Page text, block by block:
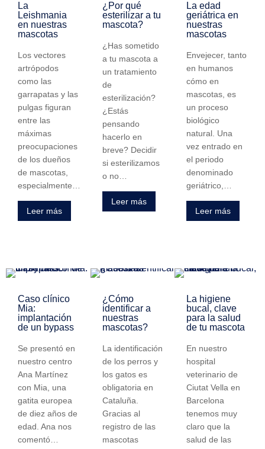
La
Leishmania
en nuestras
mascotas
Los vectores
artrópodos
como las
garrapatas y las
pulgas figuran
entre las
máximas
preocupaciones
de los dueños
de mascotas,
especialmente…
Leer más
¿Por qué
esterilizar a tu
mascota?
¿Has sometido
a tu mascota a
un tratamiento
de
esterilización?
¿Estás
pensando
hacerlo en
breve? Decidir
si esterilizamos
o no…
Leer más
La edad
geriátrica en
nuestras
mascotas
Envejecer, tanto
en humanos
cómo en
mascotas, es
un proceso
biológico
natural. Una
vez entrado en
el periodo
denominado
geriátrico,…
Leer más
Caso clínico
Mia:
implantación
de un bypass
Se presentó en
nuestro centro
Ana Martínez
con Mia, una
gatita europea
de diez años de
edad. Ana nos
comentó…
¿Cómo
identificar a
nuestras
mascotas?
La identificación
de los perros y
los gatos es
obligatoria en
Cataluña.
Gracias al
registro de las
mascotas
La higiene
bucal, clave
para la salud
de tu mascota
En nuestro
hospital
veterinario de
Ciutat Vella en
Barcelona
tenemos muy
claro que la
salud de las